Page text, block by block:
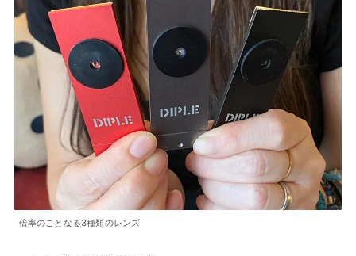
倍率のことなる3種類のレンズ